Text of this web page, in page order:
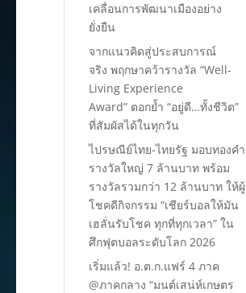
เคลื่อนการพัฒนาเมืองอย่าง
ยั่งยืน
จากแนวคิดสู่ประสบการณ์
จริง พฤกษาคว้ารางวัล “Well-
Living Experience
Award” ตอกย้ำ “อยู่ดี…ทั้งชีวิต”
ที่สัมผัสได้ในทุกวัน
ไปรษณีย์ไทย-ไทยรัฐ มอบทองคำ
รางวัลใหญ่ 7 ล้านบาท พร้อม
รางวัลรวมกว่า 12 ล้านบาท ให้ผู้
โชคดีกิจกรรม “เชียร์บอลให้มัน
เฮลั่นรับโชค ทุกที่ทุกเวลา” ใน
ศึกฟุตบอลระดับโลก 2026
เริ่มแล้ว! อ.ต.ก.แฟร์ 4 ภาค
@ภาคกลาง “มนต์เสน่ห์เกษตร